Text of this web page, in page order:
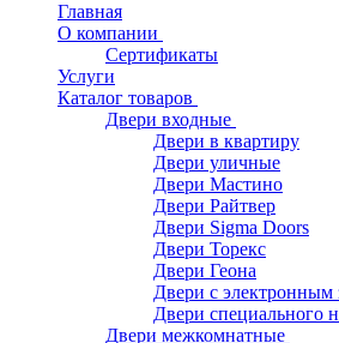
Главная
О компании
Сертификаты
Услуги
Каталог товаров
Двери входные
Двери в квартиру
Двери уличные
Двери Мастино
Двери Райтвер
Двери Sigma Doors
Двери Торекс
Двери Геона
Двери с электронным
Двери специального
Двери межкомнатные